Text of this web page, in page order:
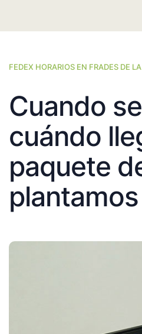
FEDEX HORARIOS EN FRADES DE
Cuando
cuándo
paquete